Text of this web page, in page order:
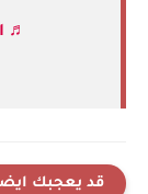
♬
قد يعجبك